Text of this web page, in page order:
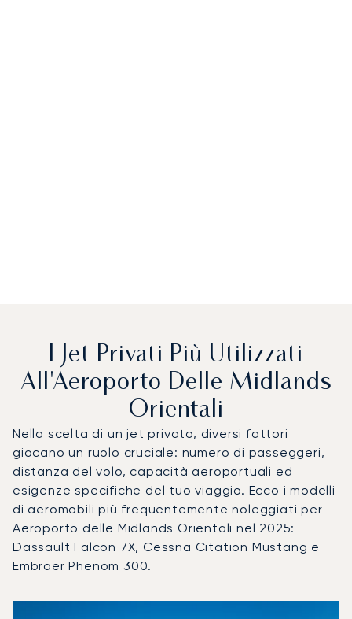
I Jet Privati Più Utilizzati
All'Aeroporto Delle Midlands
Orientali
Nella scelta di un jet privato, diversi fattori
giocano un ruolo cruciale: numero di passeggeri,
distanza del volo, capacità aeroportuali ed
esigenze specifiche del tuo viaggio. Ecco i modelli
di aeromobili più frequentemente noleggiati per
Aeroporto delle Midlands Orientali nel 2025:
Dassault Falcon 7X, Cessna Citation Mustang e
Embraer Phenom 300.